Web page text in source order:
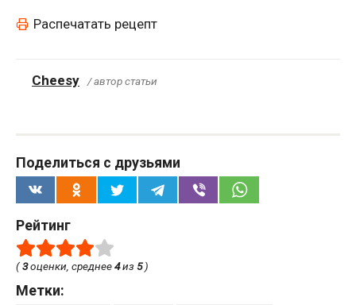
Распечатать рецепт
Cheesy / автор статьи
Поделиться с друзьями
Рейтинг
(3оценки, среднее4из 5)
Метки: